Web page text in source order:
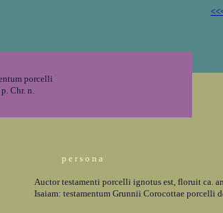
porcelli
Chr. n.
p e r s o n a
Auctor testamenti porcelli ignotus est, floruit ca.
Isaiam: testamentum Grunnii Corocottae porcelli